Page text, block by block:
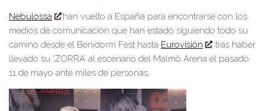
Nebulossa
han vuelto a España para encontrarse con los
medios de comunicación que han estado siguiendo todo su
camino desde el Benidorm Fest hasta Eurovisión
, tras haber
llevado su ‘ZORRA’ al escenario del Malmö Arena el pasado
11 de mayo ante miles de personas.